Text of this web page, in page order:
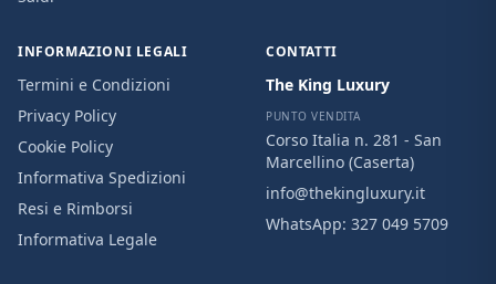
INFORMAZIONI LEGALI
Termini e Condizioni
Privacy Policy
Cookie Policy
Informativa Spedizioni
Resi e Rimborsi
Informativa Legale
CONTATTI
The King Luxury
PUNTO VENDITA
Corso Italia n. 281 - San
Marcellino (Caserta)
info@thekingluxury.it
WhatsApp: 327 049 5709